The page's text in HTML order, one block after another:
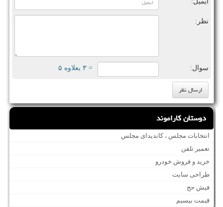
نظر:
سوال: = ۳ بعلاوه ۵
دوستان کاراموند
انتخابات مجلس ، کاندیدای مجلس
تعمیر تلفن
خرید و فروش خودرو
طراحی سایت
فیش حج
قیمت بیسیم